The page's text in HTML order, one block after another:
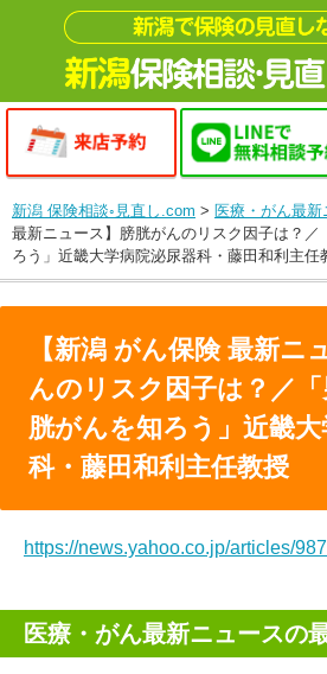
新潟 保険相談◦見直し.com > 医療・がん最新
最新ニュース】膀胱がんのリスク因子は？／
ろう」近畿大学病院泌尿器科・藤田和利主任
【新潟 がん保険 最新ニ
んのリスク因子は？／
胱がんを知ろう」近畿
科・藤田和利主任教授
https://news.yahoo.co.jp/articles/
医療・がん最新ニュースの